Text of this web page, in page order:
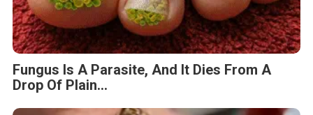
Fungus Is A Parasite, And It Dies From A
Drop Of Plain...